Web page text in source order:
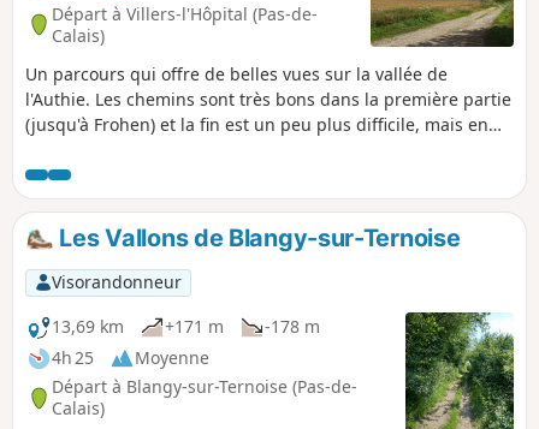
Départ à Villers-l'Hôpital (Pas-de-
Calais)
Un parcours qui offre de belles vues sur la vallée de
l'Authie. Les chemins sont très bons dans la première partie
(jusqu'à Frohen) et la fin est un peu plus difficile, mais en
Les Vallons de Blangy-sur-Ternoise
Visorandonneur
13,69 km
+171 m
-178 m
4h 25
Moyenne
Départ à Blangy-sur-Ternoise (Pas-de-
Calais)